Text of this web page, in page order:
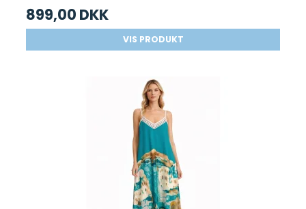
899,00 DKK
VIS PRODUKT